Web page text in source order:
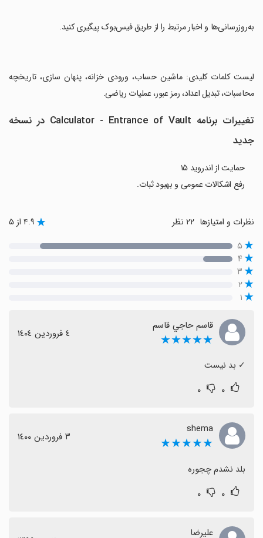
‏به‌روزرسانی‌ها و اخبار مرتبط را از طریق فیس‌بوک پیگیری کنید.
‏لیست کلمات کلیدی: ماشین حساب، ورودی خزانه، پنهان سازی، تاریخچه
محاسبات، تبدیل اعداد، رمز عبور، عملیات ریاضی.
تغییرات برنامه Calculator - Entrance of Vault در نسخه
جدید
حمایت از اندروید ۱۵
رفع اشکالات عمومی و بهبود ثبات.
نظرات و امتیازها ۴.۹ از ۵
۵
۴
۳
۲
۱
قاسم حاجي قاسم
★★★★★ ٤ فروردین ١٤٠٤
‏✓ بد نیست
۰ ۰
shema
★★★★★ ٣ فروردین ١٤٠٠
بلد نشدم چجوره
۰ ۰
علیرضا